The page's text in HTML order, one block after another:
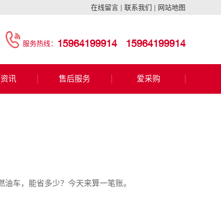
在线留言 | 联系我们 | 网站地图
服务热线： 15964199914 15964199914
讯 售后服务 爱采购
车，能省多少？今天来算一笔账。